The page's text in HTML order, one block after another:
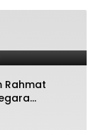
di Malaka
Rahmat